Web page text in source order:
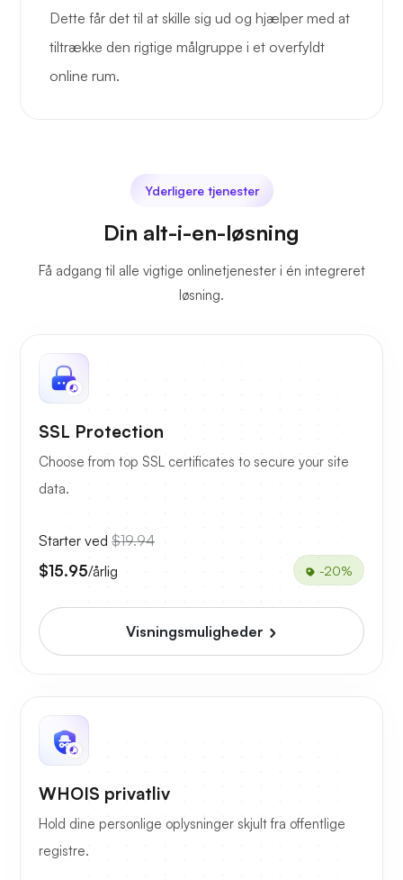
Dette får det til at skille sig ud og hjælper med at
tiltrække den rigtige målgruppe i et overfyldt
online rum.
Yderligere tjenester
Din alt-i-en-løsning
Få adgang til alle vigtige onlinetjenester i én integreret
løsning.
SSL Protection
Choose from top SSL certificates to secure your site
data.
Starter ved $19.94
$15.95/årlig -20%
Visningsmuligheder
WHOIS privatliv
Hold dine personlige oplysninger skjult fra offentlige
registre.